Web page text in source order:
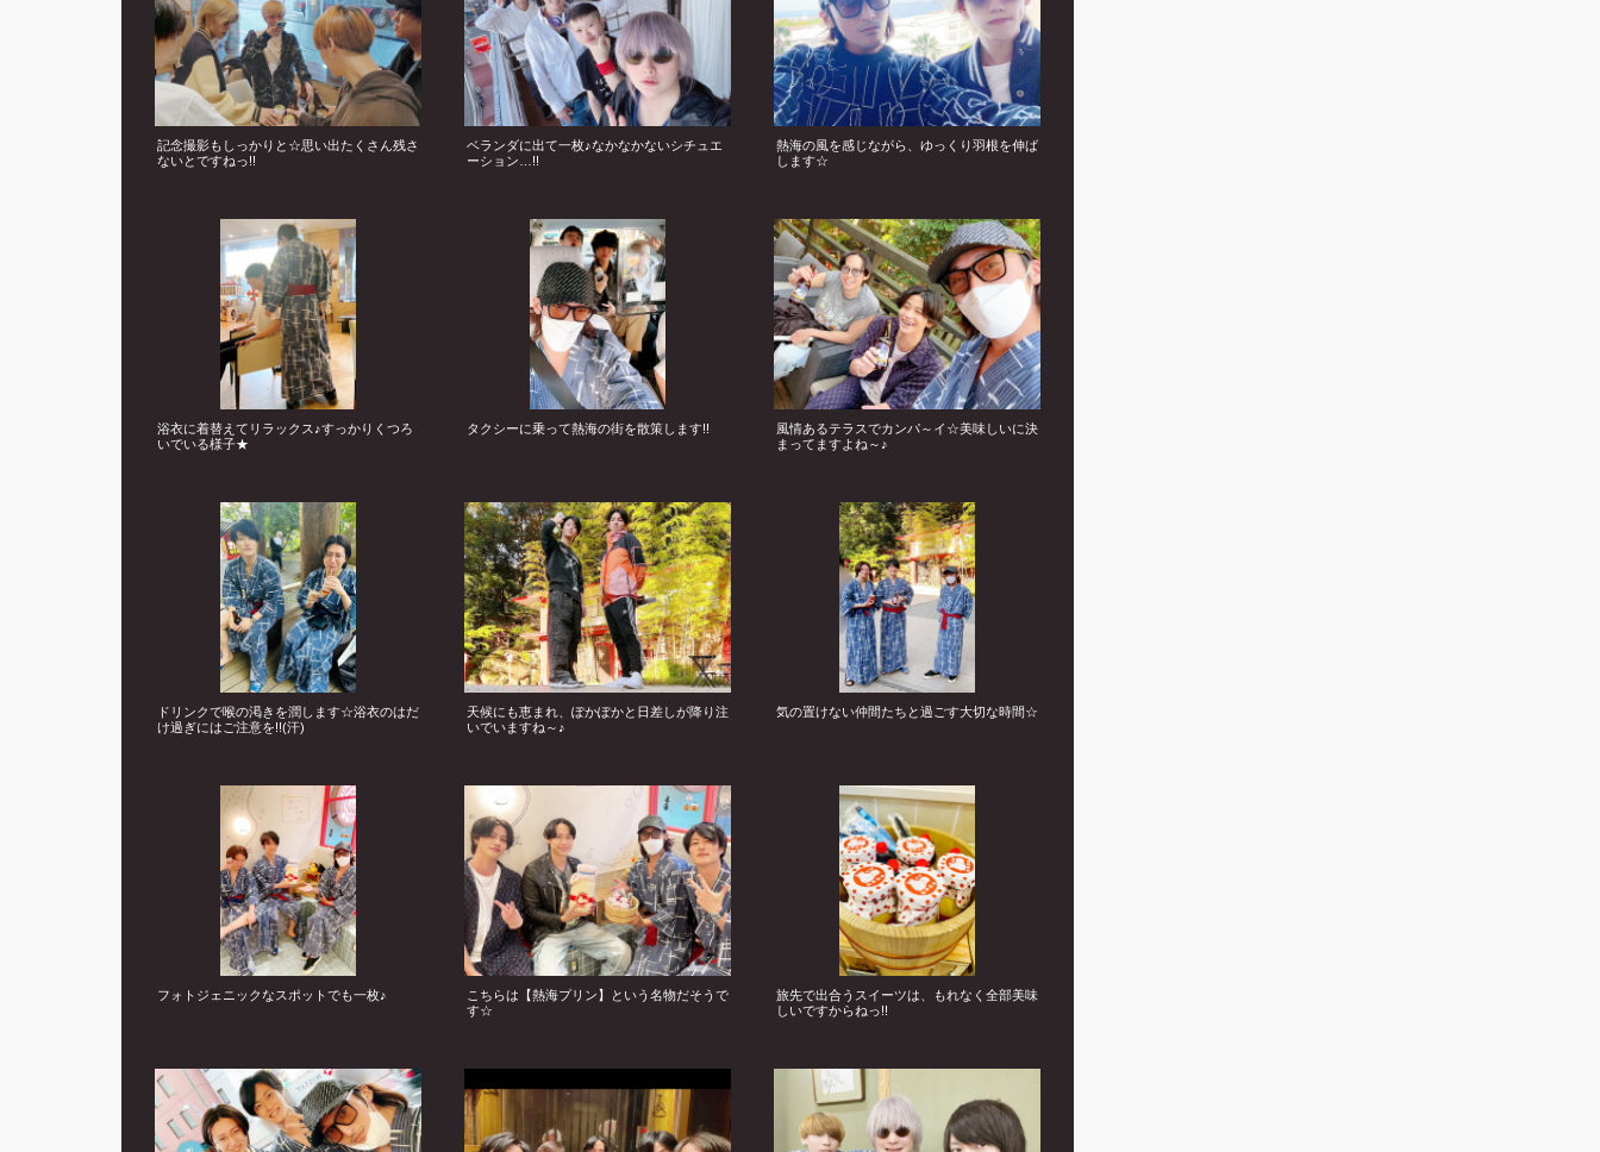
記念撮影もしっかりと☆思い出たくさん残さ
ないとですねっ!!
ベランダに出て一枚♪なかなかないシチュエ
ーション…!!
熱海の風を感じながら、ゆっくり羽根を伸ば
します☆
浴衣に着替えてリラックス♪すっかりくつろ
いでいる様子★
タクシーに乗って熱海の街を散策します!!
風情あるテラスでカンパ～イ☆美味しいに決
まってますよね～♪
ドリンクで喉の渇きを潤します☆浴衣のはだ
け過ぎにはご注意を!!(汗)
天候にも恵まれ、ぽかぽかと日差しが降り注
いでいますね～♪
気の置けない仲間たちと過ごす大切な時間☆
フォトジェニックなスポットでも一枚♪
こちらは【熱海プリン】という名物だそうで
す☆
旅先で出合うスイーツは、もれなく全部美味
しいですからねっ!!